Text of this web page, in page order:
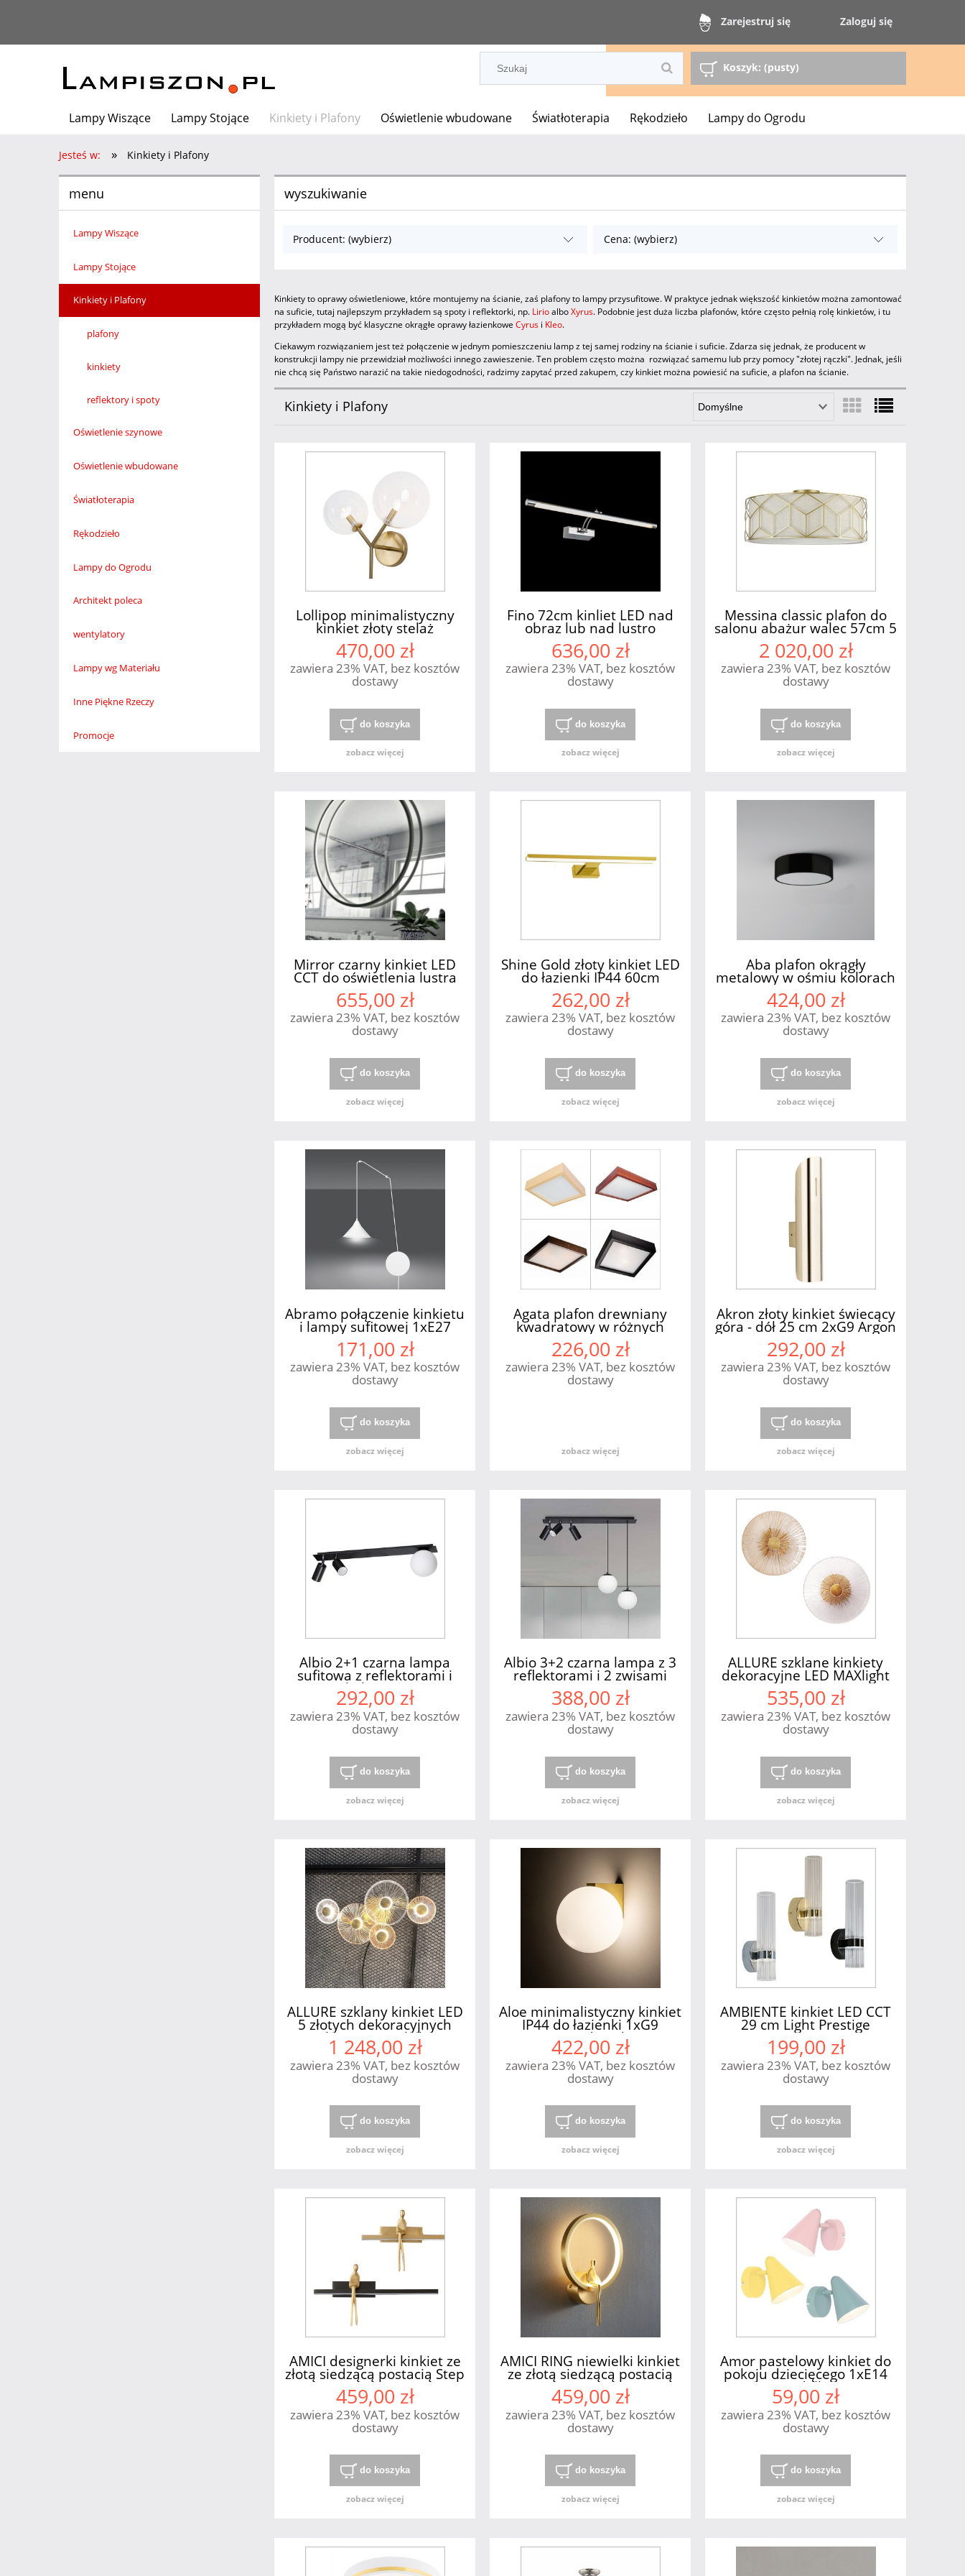
Zarejestruj się Zaloguj się
Koszyk: (pusty)
Lampy Wiszące Lampy Stojące Kinkiety i Plafony Oświetlenie wbudowane Światłoterapia Rękodzieło Lampy do Ogrodu
Architekt poleca
Jesteś w: » Kinkiety i Plafony
menu
Lampy Wiszące
Lampy Stojące
Kinkiety i Plafony
plafony
kinkiety
reflektory i spoty
Oświetlenie szynowe
Oświetlenie wbudowane
Światłoterapia
Rękodzieło
Lampy do Ogrodu
Architekt poleca
wentylatory
Lampy wg Materiału
Inne Piękne Rzeczy
Promocje
wyszukiwanie
Producent: (wybierz) Cena: (wybierz)
Kinkiety to oprawy oświetleniowe, które montujemy na ścianie, zaś plafony to lampy przysufitowe. W praktyce jednak większość kinkietów można zamontować
na suficie, tutaj najlepszym przykładem są spoty i reflektorki, np. LirioalboXyrus. Podobnie jest duża liczba plafonów, które często pełnią rolę kinkietów, i tu
przykładem mogą być klasyczne okrągłe oprawy łazienkowe Cyrus i Kleo.
Ciekawym rozwiązaniem jest też połączenie w jednym pomieszczeniu lamp z tej samej rodziny na ścianie i suficie. Zdarza się jednak, że producent w
konstrukcji lampy nie przewidział możliwości innego zawieszenie. Ten problem często można rozwiązać samemu lub przy pomocy "złotej rączki". Jednak, jeśli
nie chcą się Państwo narazić na takie niedogodności, radzimy zapytać przed zakupem, czy kinkiet można powiesić na suficie, a plafon na ścianie.
Kinkiety i Plafony
Lollipop minimalistyczny
kinkiet złoty stelaż
transparentne klosze
2xGU10 MAXlight
470,00 zł
zawiera 23% VAT, bez kosztów
dostawy
do koszyka
zobacz więcej
Fino 72cm kinliet LED nad
obraz lub nad lustro
Maytoni
636,00 zł
zawiera 23% VAT, bez kosztów
dostawy
do koszyka
zobacz więcej
Messina classic plafon do
salonu abażur walec 57cm 5
x E27 Maytoni
2 020,00 zł
zawiera 23% VAT, bez kosztów
dostawy
do koszyka
zobacz więcej
Mirror czarny kinkiet LED
CCT do oświetlenia lustra
IP44 Light Prestige
655,00 zł
zawiera 23% VAT, bez kosztów
dostawy
do koszyka
zobacz więcej
Shine Gold złoty kinkiet LED
do łazienki IP44 60cm
Milagro
262,00 zł
zawiera 23% VAT, bez kosztów
dostawy
do koszyka
zobacz więcej
Aba plafon okrągły
metalowy w ośmiu kolorach
3xE27 Cleoni
424,00 zł
zawiera 23% VAT, bez kosztów
dostawy
do koszyka
zobacz więcej
Abramo połączenie kinkietu
i lampy sufitowej 1xE27
Emibig
171,00 zł
zawiera 23% VAT, bez kosztów
dostawy
do koszyka
zobacz więcej
Agata plafon drewniany
kwadratowy w różnych
wybarwieniach Lamkur
226,00 zł
zawiera 23% VAT, bez kosztów
dostawy
zobacz więcej
Akron złoty kinkiet świecący
góra - dół 25 cm 2xG9 Argon
292,00 zł
zawiera 23% VAT, bez kosztów
dostawy
do koszyka
zobacz więcej
Albio 2+1 czarna lampa
sufitowa z reflektorami i
kulą Kaja
292,00 zł
zawiera 23% VAT, bez kosztów
dostawy
do koszyka
zobacz więcej
Albio 3+2 czarna lampa z 3
reflektorami i 2 zwisami
Kaja
388,00 zł
zawiera 23% VAT, bez kosztów
dostawy
do koszyka
zobacz więcej
ALLURE szklane kinkiety
dekoracyjne LED MAXlight
535,00 zł
zawiera 23% VAT, bez kosztów
dostawy
do koszyka
zobacz więcej
ALLURE szklany kinkiet LED
5 złotych dekoracyjnych
okręgów MAXlight
1 248,00 zł
zawiera 23% VAT, bez kosztów
dostawy
do koszyka
zobacz więcej
Aloe minimalistyczny kinkiet
IP44 do łazienki 1xG9
Nowodvorski
422,00 zł
zawiera 23% VAT, bez kosztów
dostawy
do koszyka
zobacz więcej
AMBIENTE kinkiet LED CCT
29 cm Light Prestige
199,00 zł
zawiera 23% VAT, bez kosztów
dostawy
do koszyka
zobacz więcej
AMICI designerki kinkiet ze
złotą siedzącą postacią Step
into Design
459,00 zł
zawiera 23% VAT, bez kosztów
dostawy
do koszyka
zobacz więcej
AMICI RING niewielki kinkiet
ze złotą siedzącą postacią
Step into Design
459,00 zł
zawiera 23% VAT, bez kosztów
dostawy
do koszyka
zobacz więcej
Amor pastelowy kinkiet do
pokoju dziecięcego 1xE14
candellux
59,00 zł
zawiera 23% VAT, bez kosztów
dostawy
do koszyka
zobacz więcej